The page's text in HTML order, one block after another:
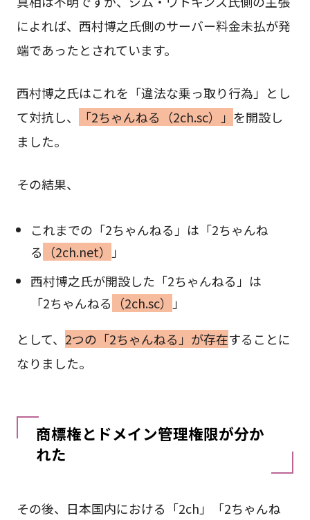
によれば、西村博之氏側のサーバー料金未払が発
端であったとされています。
西村博之氏はこれを「違法な乗っ取り行為」とし
て対抗し、
「2ちゃんねる（2ch.sc）」 を開設し
ました。
その結果、
これまでの「2ちゃんねる」は「2ちゃんね
る （2ch.net）
」
西村博之氏が開設した「2ちゃんねる」は
「2ちゃんねる （2ch.sc）
」
として、 2つの「2ちゃんねる」が存在することに
なりました。
商標権とドメイン管理権限が分か
れた
その後、日本国内における「2ch」「2ちゃんね